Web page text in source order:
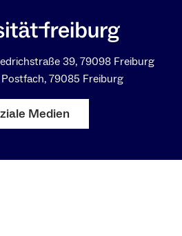
39, 79098 Freiburg
79085 Freiburg
Medien